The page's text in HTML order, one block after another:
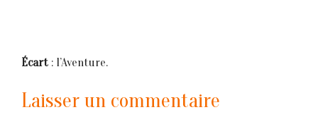
Écart : l’Aventure.
Laisser un commentaire